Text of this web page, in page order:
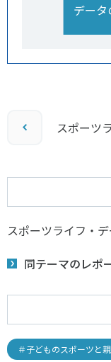
デー
スポーツ
スポーツライフ・
同テーマのレポ
＃子どものスポーツと